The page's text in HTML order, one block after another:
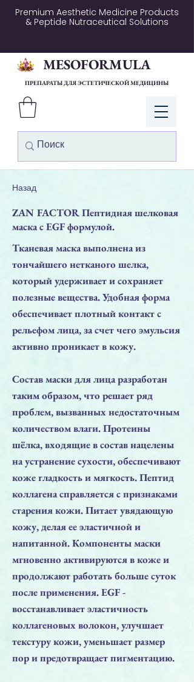
Premium Aesthetic Medicine Products
& Peptide Nutraceutical Solutions
Войти
MESOFORMULA
ПРЕПАРАТЫ ДЛЯ ЭСТЕТИЧЕСКОЙ МЕДИЦИНЫ
Назад
ZAN FACTOR Пептидная шелковая
маска с EGF формулой.
Тканевая маска выполнена из
тончайшего нетканого шелка,
который удерживает и сохраняет
полезные вещества. Удобная форма
обеспечивает плотный контакт с
рельефом лица, за счет чего эмульсия
активно проникает в кожу.
Состав маски для лица разработан
таким образом, что решает ряд
проблем, вызванных недостаточным
количеством влаги. Протеины
шёлка, входящие в состав нацелены
на устранение сухости, обеспечивают
коже гладкость и мягкость. Пептид
коллагена справляется с признаками
старения кожи. Питает увядающую
кожу, делая ее эластичной и
напитанной. Компоненты маски
мгновенно активируются в коже и
продолжают работать больше суток
после применения. EGF -
восстанавливает эластичность
коллагеновых волокон, улучшает
текстуру кожи, уменьшает размер
пор и предотвращает пигментацию.